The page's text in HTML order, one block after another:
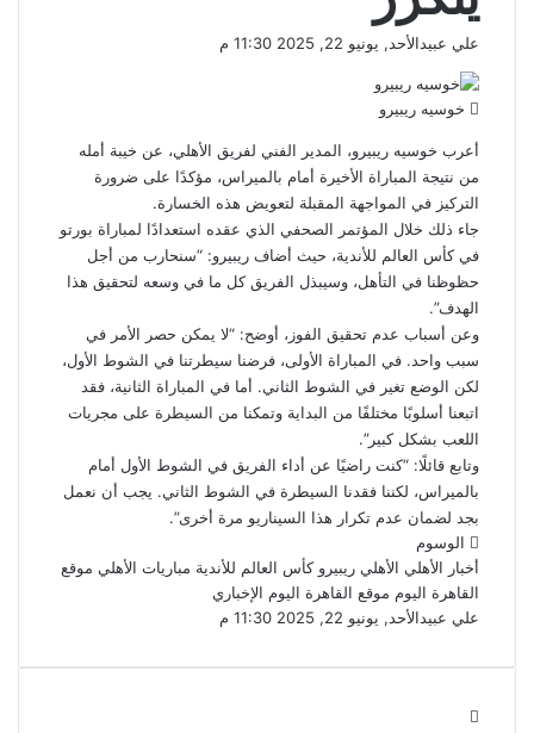
علي عبيدالأحد, يونيو 22, 2025 11:30 م
خوسيه ريبيرو
أعرب خوسيه ريبيرو، المدير الفني لفريق الأهلي، عن خيبة أمله
من نتيجة المباراة الأخيرة أمام بالميراس، مؤكدًا على ضرورة
التركيز في المواجهة المقبلة لتعويض هذه الخسارة.
جاء ذلك خلال المؤتمر الصحفي الذي عقده استعدادًا لمباراة بورتو
في كأس العالم للأندية، حيث أضاف ريبيرو: “سنحارب من أجل
حظوظنا في التأهل، وسيبذل الفريق كل ما في وسعه لتحقيق هذا
الهدف”.
وعن أسباب عدم تحقيق الفوز، أوضح: “لا يمكن حصر الأمر في
سبب واحد. في المباراة الأولى، فرضنا سيطرتنا في الشوط الأول،
لكن الوضع تغير في الشوط الثاني. أما في المباراة الثانية، فقد
اتبعنا أسلوبًا مختلفًا من البداية وتمكنا من السيطرة على مجريات
اللعب بشكل كبير”.
وتابع قائلًا: “كنت راضيًا عن أداء الفريق في الشوط الأول أمام
بالميراس، لكننا فقدنا السيطرة في الشوط الثاني. يجب أن نعمل
بجد لضمان عدم تكرار هذا السيناريو مرة أخرى”.
الوسوم
أخبار الأهلي الأهلي ريبيرو كأس العالم للأندية مباريات الأهلي موقع
القاهرة اليوم موقع القاهرة اليوم الإخباري
علي عبيدالأحد, يونيو 22, 2025 11:30 م